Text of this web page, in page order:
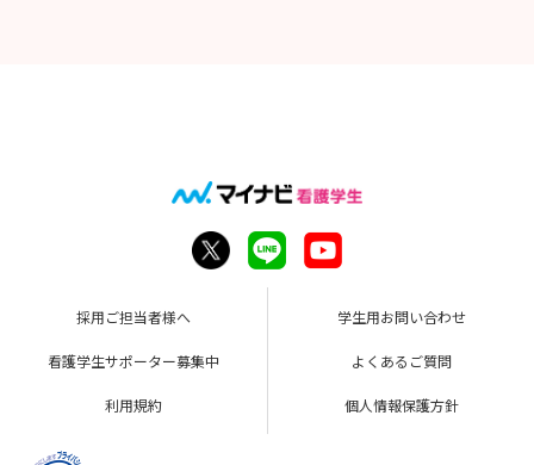
採用ご担当者様へ 学生用お問い合わせ
看護学生サポーター募集中 よくあるご質問
利用規約 個人情報保護方針